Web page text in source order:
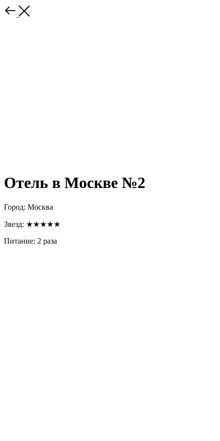
Отель в Москве №2
Город: Москва
Звезд: ★★★★★
Питание: 2 раза